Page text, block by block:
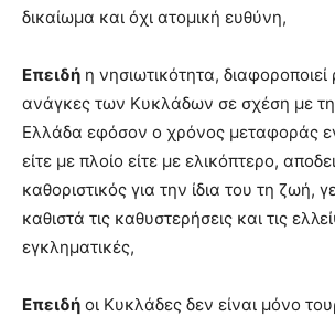
δικαίωμα και όχι ατομική ευθύνη,
Επειδή η νησιωτικότητα, διαφοροποιεί
ανάγκες των Κυκλάδων σε σχέση με
Ελλάδα εφόσον ο χρόνος μεταφοράς
είτε με πλοίο είτε με ελικόπτερο,
καθοριστικός για την ίδια του τη ζωή,
καθιστά τις καθυστερήσεις και τις
εγκληματικές,
Επειδή οι Κυκλάδες δεν είναι μόνο